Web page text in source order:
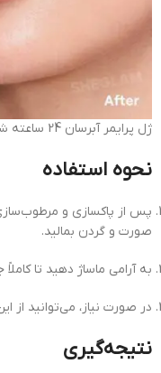
ژل پرایمر آبرسان 24 ساعته شیگلم Sheglam Hydroslime
نحوه استفاده
پس از پاکسازی و
صورت و گردن بمالید.
به آرامی ماساژ دهید تا
در صورت نیاز، می‌توانید از
نتیجه‌گیری